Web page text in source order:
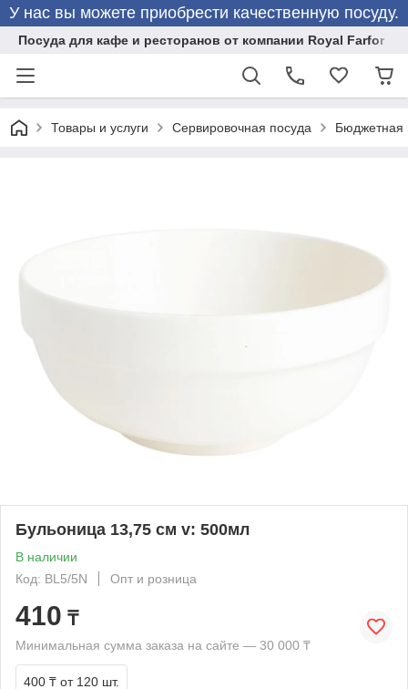
У нас вы можете приобрести качественную посуду.
Посуда для кафе и ресторанов от компании Royal Farfor
Товары и услуги Сервировочная посуда Бюджетная
Бульоница 13,75 см v: 500мл
В наличии
Код: BL5/5N
Опт и розница
410 ₸
Минимальная сумма заказа на сайте — 30 000 ₸
400 ₸ от 120 шт.